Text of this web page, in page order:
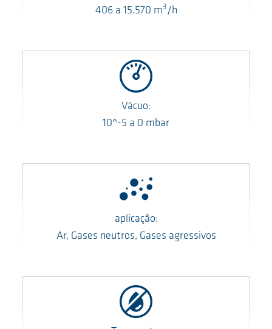
406 a 15.570 m3/h
Vácuo:
10^-5 a 0 mbar
aplicação:
Ar, Gases neutros, Gases agressivos